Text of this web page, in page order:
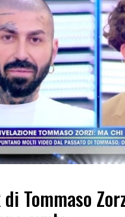
Tommaso